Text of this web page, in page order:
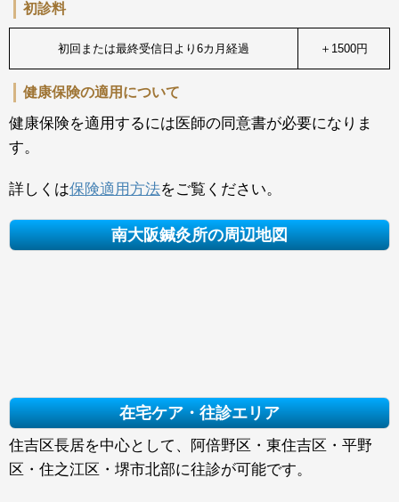
初診料
初回または最終受信日より6カ月経過 ＋1500円
健康保険の適用について
健康保険を適用するには医師の同意書が必要になりま
す。
詳しくは保険適用方法をご覧ください。
南大阪鍼灸所の周辺地図
在宅ケア・往診エリア
住吉区長居を中心として、阿倍野区・東住吉区・平野
区・住之江区・堺市北部に往診が可能です。